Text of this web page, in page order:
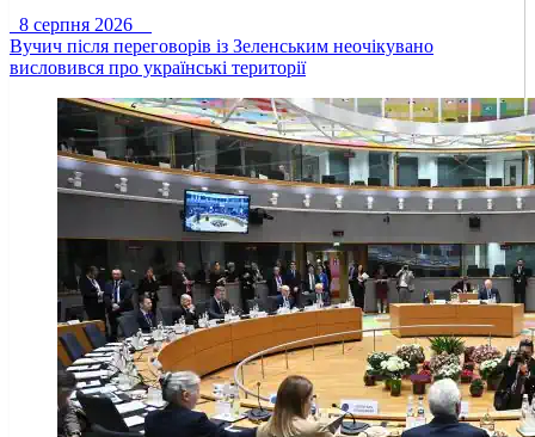
8 серпня 2026
Вучич після переговорів із Зеленським неочікувано
висловився про українські території